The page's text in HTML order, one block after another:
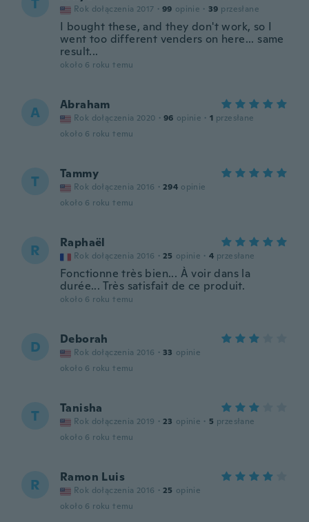
Rok dołączenia 2017 · 99 opinie · 39 przesłane
I bought these, and they don't work, so I
went too different venders on here... same
result...
około 6 roku temu
A Abraham
Rok dołączenia 2020 · 96 opinie · 1 przesłane
około 6 roku temu
T Tammy
Rok dołączenia 2016 · 294 opinie
około 6 roku temu
R Raphaël
Rok dołączenia 2016 · 25 opinie · 4 przesłane
Fonctionne très bien... À voir dans la
durée... Très satisfait de ce produit.
około 6 roku temu
D Deborah
Rok dołączenia 2016 · 33 opinie
około 6 roku temu
T Tanisha
Rok dołączenia 2019 · 23 opinie · 5 przesłane
około 6 roku temu
R Ramon Luis
Rok dołączenia 2016 · 25 opinie
około 6 roku temu